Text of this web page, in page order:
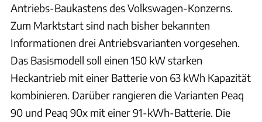
Antriebs-Baukastens des Volkswagen-Konzerns.
Zum Marktstart sind nach bisher bekannten
Informationen drei Antriebsvarianten vorgesehen.
Das Basismodell soll einen 150 kW starken
Heckantrieb mit einer Batterie von 63 kWh Kapazität
kombinieren. Darüber rangieren die Varianten Peaq
90 und Peaq 90x mit einer 91-kWh-Batterie. Die